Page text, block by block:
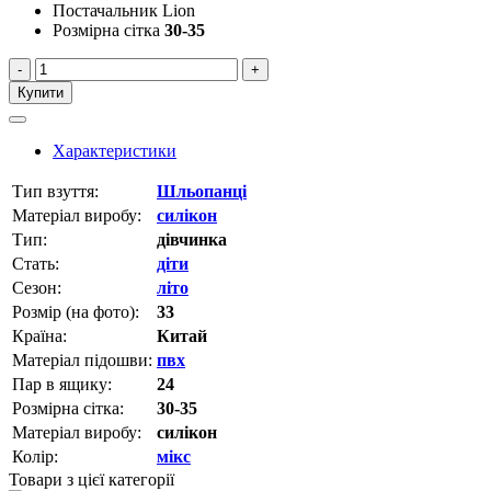
Постачальник Lion
Розмірна сітка 30-35
-
+
Купити
Характеристики
Тип взуття:
Шльопанці
Матеріал виробу:
силікон
Тип:
дівчинка
Стать:
діти
Сезон:
літо
Розмір (на фото):
33
Країна:
Китай
Матеріал підошви: пвх
Пар в ящику:
24
Розмірна сітка:
30-35
Матеріал виробу:
силікон
Колір:
мікс
Товари з цієї категорії